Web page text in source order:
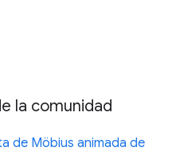
la comunidad
de Möbius animada de